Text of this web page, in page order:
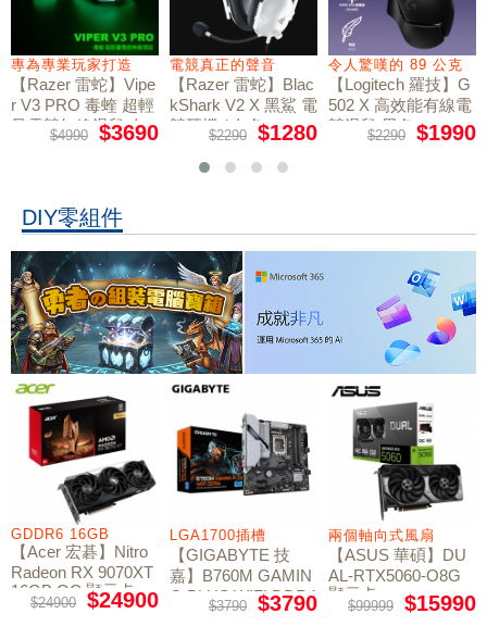
專為專業玩家打造
【Razer 雷蛇】Vipe
r V3 PRO 毒蝰 超輕
量電競無線滑鼠 白
$4990 $3690
電競真正的聲音
【Razer 雷蛇】Blac
kShark V2 X 黑鯊 電
競耳機 / 白色
$2290 $1280
令人驚嘆的 89 公克
【Logitech 羅技】G
502 X 高效能有線電
競滑鼠 黑色
$2290 $1990
DIY零組件
GDDR6 16GB
【Acer 宏碁】Nitro
Radeon RX 9070XT
16GB OC 顯示卡
$24900 $24900
LGA1700插槽
【GIGABYTE 技
嘉】B760M GAMIN
G PLUS WIFI DDR4
主機板$3790 $3790
兩個軸向式風扇
【ASUS 華碩】DU
AL-RTX5060-O8G
顯示卡
$99999 $15990